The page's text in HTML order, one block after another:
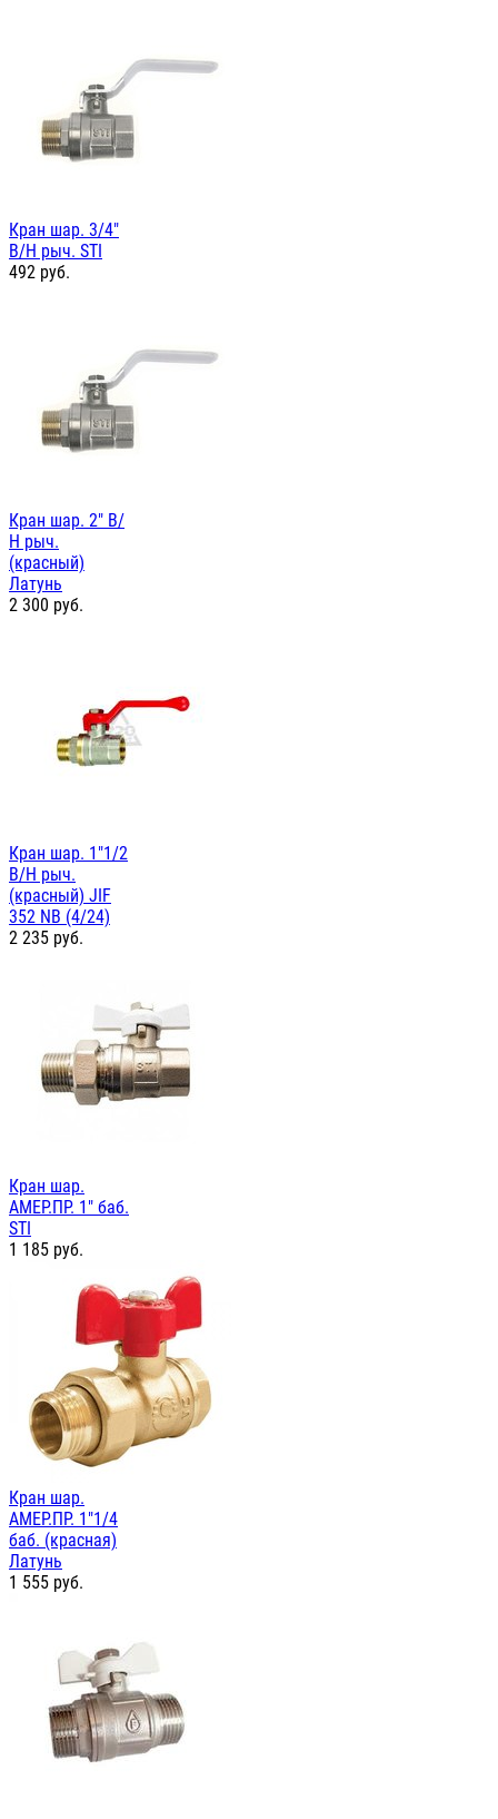
Кран шар. 3/4"
В/Н рыч. STI
492 руб.
Кран шар. 2" В/
Н рыч.
(красный)
Латунь
2 300 руб.
Кран шар. 1"1/2
В/Н рыч.
(красный) JIF
352 NB (4/24)
2 235 руб.
Кран шар.
АМЕР.ПР. 1" баб.
STI
1 185 руб.
Кран шар.
АМЕР.ПР. 1"1/4
баб. (красная)
Латунь
1 555 руб.